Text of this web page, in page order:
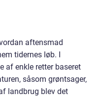
aftensmad
tidernes løb. I
af enkle retter baseret
såsom grøntsager,
landbrug blev det